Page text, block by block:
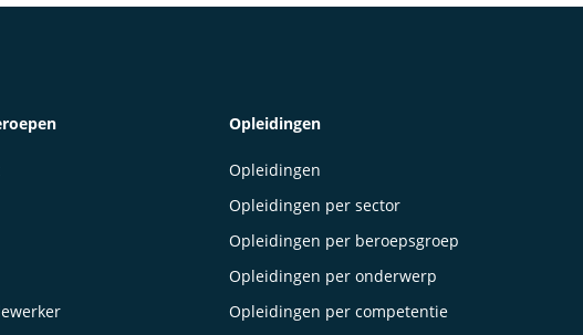
Opleidingen
Opleidingen
Opleidingen per sector
Opleidingen per beroepsgroep
Opleidingen per onderwerp
Opleidingen per competentie